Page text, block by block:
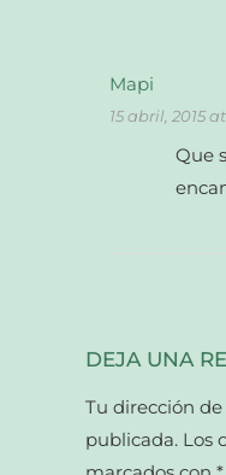
Mapi
15 abril, 2015
Que
DEJA UNA
Tu dirección
publicada. Los